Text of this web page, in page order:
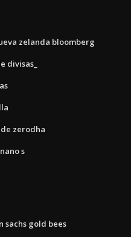
zelanda bloomberg
divisas_
zerodha
s
sachs gold bees